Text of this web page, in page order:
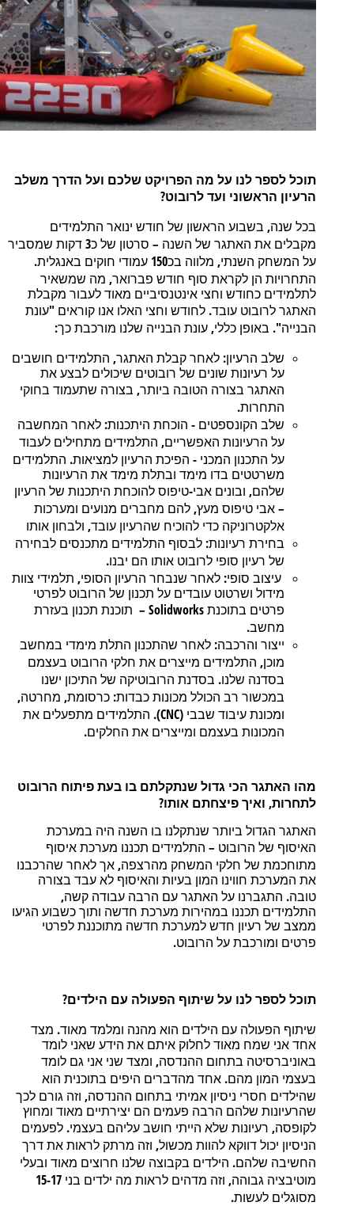
תוכל לספר לנו על מה הפרויקט שלכם ועל הדרך משלב
הרעיון הראשוני ועד לרובוט?
בכל שנה, בשבוע הראשון של חודש ינואר התלמידים
מקבלים את האתגר של השנה – סרטון של כ3 דקות שמסביר
על המשחק השנתי, מלווה בכ150 עמודי חוקים באנגלית.
התחרויות הן לקראת סוף חודש פברואר, מה שמשאיר
לתלמידים כחודש וחצי אינטנסיביים מאוד לעבור מקבלת
האתגר לרובוט עובד. לחודש וחצי האלו אנו קוראים "עונת
הבנייה". באופן כללי, עונת הבנייה שלנו מורכבת כך:
שלב הרעיון: לאחר קבלת האתגר, התלמידים חושבים
על רעיונות שונים של רובוטים שיכולים לבצע את
האתגר בצורה הטובה ביותר, בצורה שתעמוד בחוקי
התחרות.
שלב הקונספטים - הוכחת היתכנות: לאחר המחשבה
על הרעיונות האפשריים, התלמידים מתחילים לעבוד
על התכנון המכני - הפיכת הרעיון למציאות. התלמידים
משרטטים בדו מימד ובתלת מימד את הרעיונות
שלהם, ובונים אבי-טיפוס להוכחת היתכנות של הרעיון
– אבי טיפוס מעץ, להם מחברים מנועים ומערכות
אלקטרוניקה כדי להוכיח שהרעיון עובד, ולבחון אותו
בחירת רעיונות: לבסוף התלמידים מתכנסים לבחירה
של רעיון סופי לרובוט אותו הם יבנו.
עיצוב סופי: לאחר שנבחר הרעיון הסופי, תלמידי צוות
מידול ושרטוט עובדים על תכנון של הרובוט לפרטי
פרטים בתוכנת Solidworks
– תוכנת תכנון בעזרת
מחשב.
ייצור והרכבה: לאחר שהתכנון התלת מימדי במחשב
מוכן, התלמידים מייצרים את חלקי הרובוט בעצמם
בסדנה שלנו. בסדנת הרובוטיקה של התיכון ישנו
במכשור רב הכולל מכונות כבדות: כרסומת, מחרטה,
ומכונת עיבוד שבבי (
CNC
). התלמידים מתפעלים את
המכונות בעצמם ומייצרים את החלקים.
מהו האתגר הכי גדול שנתקלתם בו בעת פיתוח הרובוט
לתחרות, ואיך פיצחתם אותו?
האתגר הגדול ביותר שנתקלנו בו השנה היה במערכת
האיסוף של הרובוט – התלמידים תכננו מערכת איסוף
מתוחכמת של חלקי המשחק מהרצפה, אך לאחר שהרכבנו
את המערכת חווינו המון בעיות והאיסוף לא עבד בצורה
טובה. התגברנו על האתגר עם הרבה עבודה קשה,
התלמידים תכננו במהירות מערכת חדשה ותוך כשבוע הגיעו
ממצב של רעיון חדש למערכת חדשה מתוכננת לפרטי
פרטים ומורכבת על הרובוט.
תוכל לספר לנו על שיתוף הפעולה עם הילדים?
שיתוף הפעולה עם הילדים הוא מהנה ומלמד מאוד. מצד
אחד אני שמח מאוד לחלוק איתם את הידע שאני לומד
באוניברסיטה בתחום ההנדסה, ומצד שני אני גם לומד
בעצמי המון מהם. אחד מהדברים היפים בתוכנית הוא
שהילדים חסרי ניסיון אמיתי בתחום ההנדסה, וזה גורם לכך
שהרעיונות שלהם הרבה פעמים הם יצירתיים מאוד ומחוץ
לקופסה, רעיונות שלא הייתי חושב עליהם בעצמי. לפעמים
הניסיון יכול דווקא להוות מכשול, וזה מרתק לראות את דרך
החשיבה שלהם. הילדים בקבוצה שלנו חרוצים מאוד ובעלי
מוטיבציה גבוהה, וזה מדהים לראות מה ילדים בני
מסוגלים לעשות.